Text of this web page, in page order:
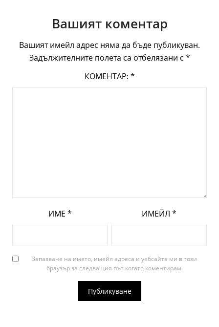
Вашият коментар
Вашият имейл адрес няма да бъде публикуван.
Задължителните полета са отбелязани с *
КОМЕНТАР: *
ИМЕ * ИМЕЙЛ *
Запазване на името, имейл адреса и уебсайта ми в този
браузър за следващия път когато коментирам.